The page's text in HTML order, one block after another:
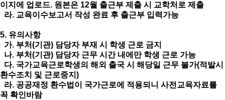
이지에 업로드. 원본은 12월 출근부 제출 시 교학처로 제출
라. 교육이수보고서 작성 완료 후 출근부 입력가능
5. 유의사항
가. 부처(기관) 담당자 부재 시 학생 근로 금지
나. 부처(기관) 담당자 근무 시간 내에만 학생 근로 가능
다. 국가교육근로학생의 해외 출국 시 해당일 근무 불가(적발시
환수조치 및 근로중지)
라. 공공재정 환수법이 국가근로에 적용되니 사전교육자료를
꼭 확인바람